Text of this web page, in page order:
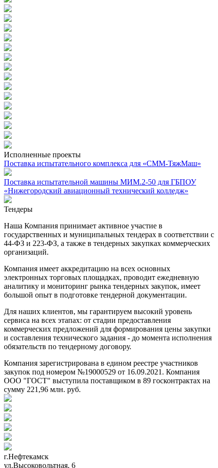
Исполненные проекты
Поставка испытательного комплекса для «СММ-ТяжМаш»
Поставка испытательной машины МИМ.2-50 для ГБПОУ
«Нижегородский авиационный технический колледж»
Тендеры
Наша Компания принимает активное участие в
государственных и муниципальных тендерах в соответствии с
44-ФЗ и 223-ФЗ, а также в тендерных закупках коммерческих
организаций.
Компания имеет аккредитацию на всех основных
электронных торговых площадках, проводит ежедневную
аналитику и мониторинг рынка тендерных закупок, имеет
большой опыт в подготовке тендерной документации.
Для наших клиентов, мы гарантируем высокий уровень
сервиса на всех этапах: от стадии предоставления
коммерческих предложений для формирования цены закупки
и составления технического задания - до момента исполнения
обязательств по тендерному договору.
Компания зарегистрирована в едином реестре участников
закупок под номером №19000529 от 16.09.2021. Компания
ООО "ГОСТ" выступила поставщиком в 89 госконтрактах на
сумму 221,96 млн. руб.
г.Нефтекамск
ул.Высоковольтная, 6